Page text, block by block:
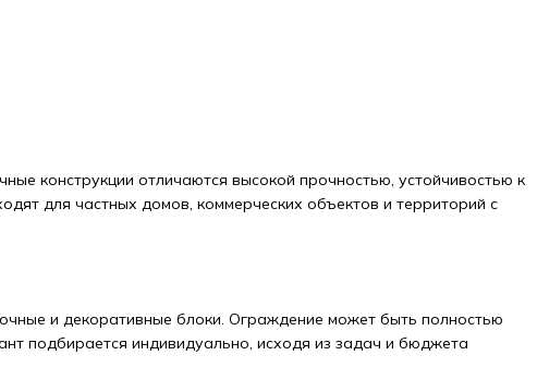
конструкции отличаются высокой прочностью, устойчивостью к
для частных домов, коммерческих объектов и территорий с
и декоративные блоки. Ограждение может быть полностью
подбирается индивидуально, исходя из задач и бюджета